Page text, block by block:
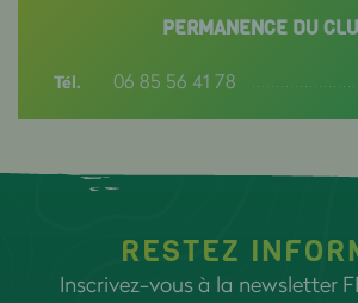
PERMANENCE DU
Tél. 06 85 56 41 78
RESTEZ
Inscrivez-vous à la newsletter